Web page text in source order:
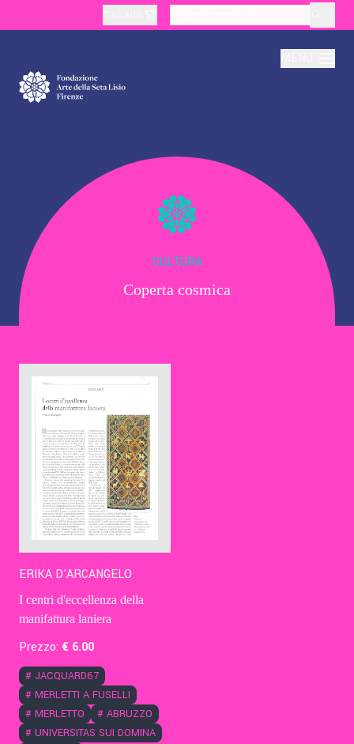
Produzione
Didattica
Cultura
Contatti
Eng
CULTURA
Coperta cosmica
ERIKA D'ARCANGELO
I centri d'eccellenza della
manifattura laniera
Prezzo: € 6.00
# JACQUARD67
# MERLETTI A FUSELLI
# MERLETTO # ABRUZZO
# UNIVERSITAS SUI DOMINA